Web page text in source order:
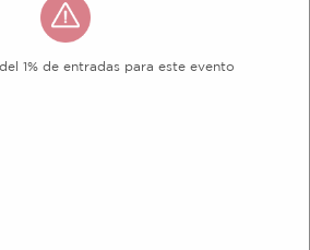
1% de entradas para este evento